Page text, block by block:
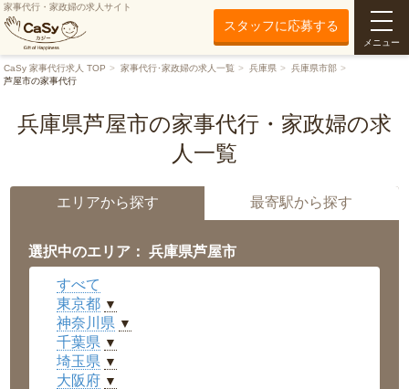
家事代行・家政婦の求人サイト
スタッフに応募する
メニュー
CaSy 家事代行求人 TOP 家事代行･家政婦の求人一覧 兵庫県
兵庫県市部
芦屋市の家事代行
兵庫県芦屋市の家事代行・家政婦の求
人一覧
エリアから探す 最寄駅から探す
選択中のエリア： 兵庫県芦屋市
すべて
東京都 ▼
神奈川県 ▼
千葉県 ▼
埼玉県 ▼
大阪府 ▼